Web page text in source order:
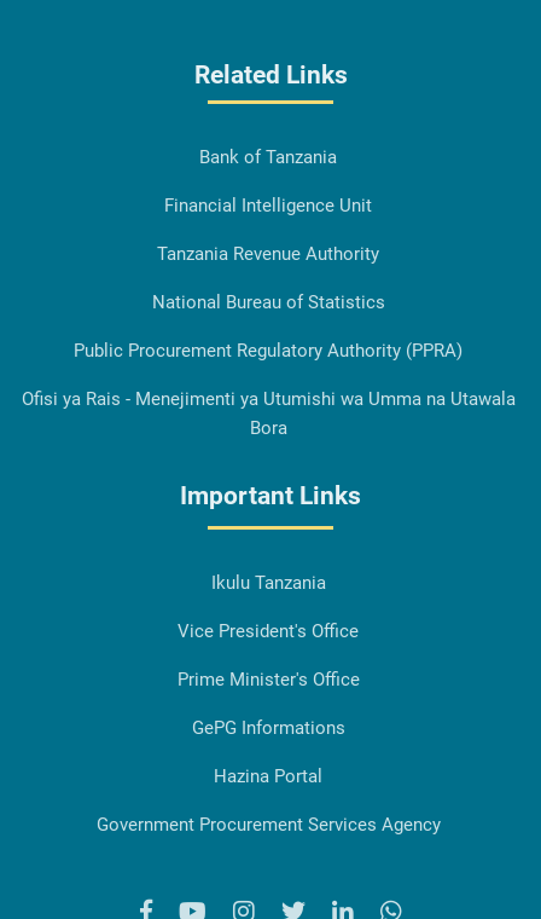
Related Links
Bank of Tanzania
Financial Intelligence Unit
Tanzania Revenue Authority
National Bureau of Statistics
Public Procurement Regulatory Authority (PPRA)
Ofisi ya Rais - Menejimenti ya Utumishi wa Umma na Utawala
Bora
Important Links
Ikulu Tanzania
Vice President's Office
Prime Minister's Office
GePG Informations
Hazina Portal
Government Procurement Services Agency